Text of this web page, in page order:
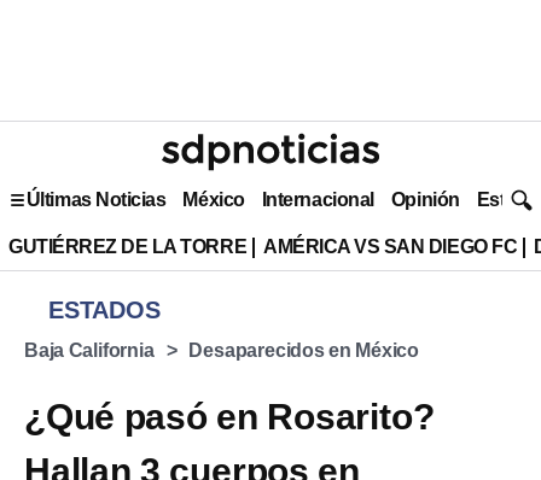
Últimas Noticias México Internacional Opinión Estilo
GUTIÉRREZ DE LA TORRE AMÉRICA VS SAN DIEGO FC
ESTADOS
Baja California Desaparecidos en México
¿Qué pasó en Rosarito?
Hallan 3 cuerpos en